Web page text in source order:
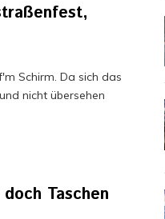
Schirm. Da sich das
nicht übersehen
Taschen